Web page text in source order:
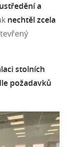
a
nechtěl zcela
stolních
požadavků